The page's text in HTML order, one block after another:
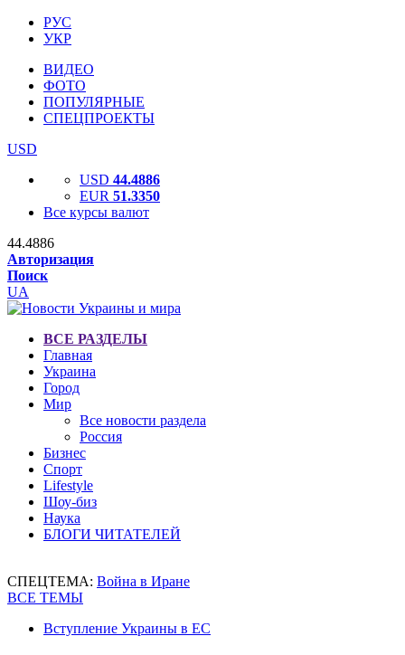
РУС
УКР
ВИДЕО
ФОТО
ПОПУЛЯРНЫЕ
СПЕЦПРОЕКТЫ
USD
USD 44.4886
EUR 51.3350
Все курсы валют
44.4886
Авторизация
Поиск
UA
ВСЕ РАЗДЕЛЫ
Главная
Украина
Город
Мир
Все новости раздела
Россия
Бизнес
Спорт
Lifestyle
Шоу-биз
Наука
БЛОГИ ЧИТАТЕЛЕЙ
СПЕЦТЕМА: Война в Иране
ВСЕ ТЕМЫ
Вступление Украины в ЕС